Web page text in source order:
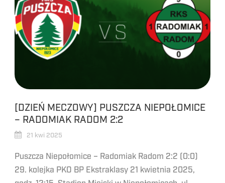
[DZIEŃ MECZOWY] PUSZCZA NIEPOŁOMICE
– RADOMIAK RADOM 2:2
21 kwi 2025
Puszcza Niepołomice – Radomiak Radom 2:2 (0:0)
29. kolejka PKO BP Ekstraklasy 21 kwietnia 2025,